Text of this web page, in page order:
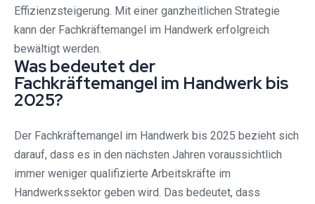
Effizienzsteigerung. Mit einer ganzheitlichen Strategie
kann der Fachkräftemangel im Handwerk erfolgreich
bewältigt werden.
Was bedeutet der
Fachkräftemangel im Handwerk bis
2025?
Der Fachkräftemangel im Handwerk bis 2025 bezieht sich
darauf, dass es in den nächsten Jahren voraussichtlich
immer weniger qualifizierte Arbeitskräfte im
Handwerkssektor geben wird. Das bedeutet, dass